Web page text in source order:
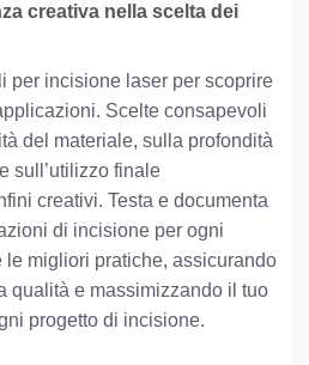
creativa nella scelta dei
per incisione laser per scoprire
Scelte consapevoli
del materiale, sulla profondità
sull’utilizzo finale
creativi. Testa e documenta
di incisione per ogni
le migliori pratiche, assicurando
qualità e massimizzando il tuo
progetto di incisione.